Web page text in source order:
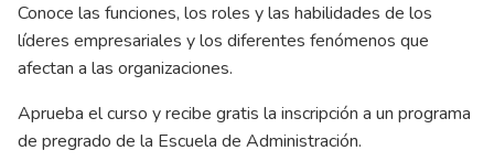
Conoce las funciones, los roles y las habilidades de los
líderes empresariales y los diferentes fenómenos que
afectan a las organizaciones.
Aprueba el curso y recibe gratis la inscripción a un programa
de pregrado de la Escuela de Administración.